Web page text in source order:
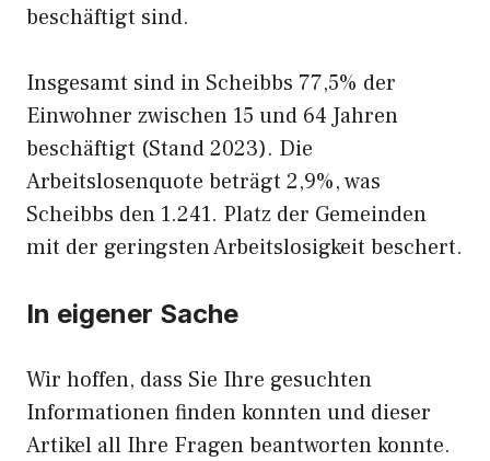
beschäftigt sind.
Insgesamt sind in Scheibbs 77,5% der
Einwohner zwischen 15 und 64 Jahren
beschäftigt (Stand 2023). Die
Arbeitslosenquote beträgt 2,9%, was
Scheibbs den 1.241. Platz der Gemeinden
mit der geringsten Arbeitslosigkeit beschert.
In eigener Sache
Wir hoffen, dass Sie Ihre gesuchten
Informationen finden konnten und dieser
Artikel all Ihre Fragen beantworten konnte.